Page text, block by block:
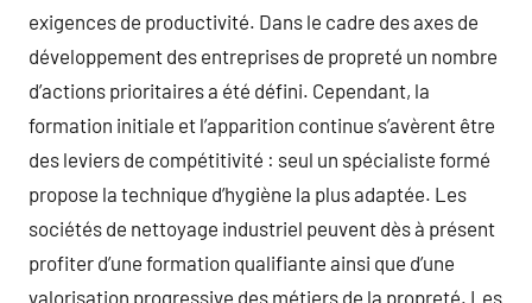
exigences de productivité. Dans le cadre des axes de
développement des entreprises de propreté un nombre
d’actions prioritaires a été défini. Cependant, la
formation initiale et l’apparition continue s’avèrent être
des leviers de compétitivité : seul un spécialiste formé
propose la technique d’hygiène la plus adaptée. Les
sociétés de nettoyage industriel peuvent dès à présent
profiter d’une formation qualifiante ainsi que d’une
valorisation progressive des métiers de la propreté. Les